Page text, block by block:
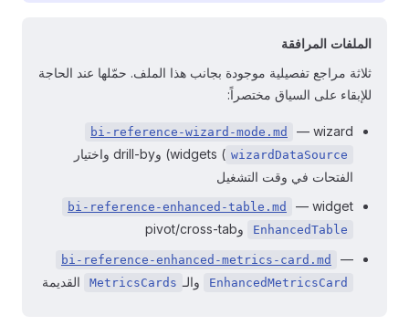
الملفات المرافقة
ثلاثة مراجع تفصيلية موجودة بجانب هذا الملف. حمّلها عند الحاجة
للإبقاء على السياق مختصراً:
bi-reference-wizard-mode.md
— wizard
widgets ( wizardDataSource
) وdrill-by واختيار
الفتحات في وقت التشغيل
bi-reference-enhanced-table.md — widget
EnhancedTable وpivot/cross-tab
bi-reference-enhanced-metrics-card.md —
EnhancedMetricsCard والـ MetricsCards القديمة